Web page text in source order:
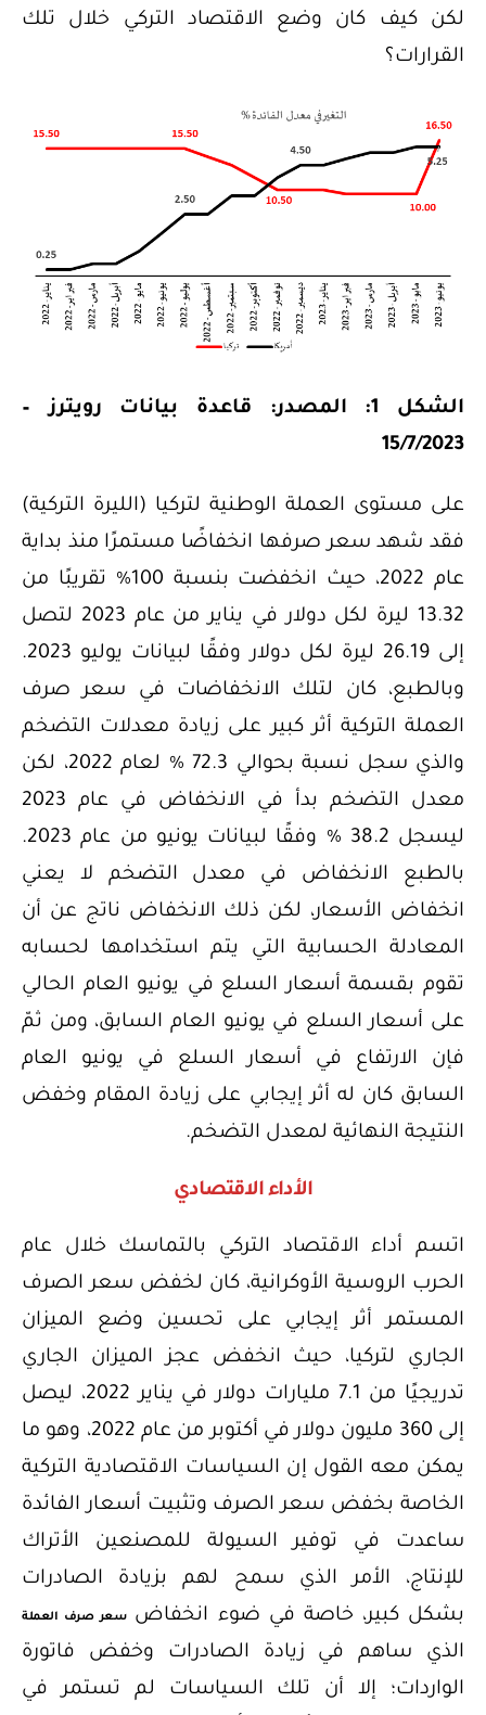
لكن كيف كان وضع الاقتصاد التركي خلال تلك
القرارات؟
الشكل 1: المصدر: قاعدة بيانات رويترز –
15/7/2023
على مستوى العملة الوطنية لتركيا (الليرة التركية)
فقد شهد سعر صرفها انخفاضًا مستمرًا منذ بداية
عام 2022، حيث انخفضت بنسبة 100% تقريبًا من
13.32 ليرة لكل دولار في يناير من عام 2023 لتصل
إلى 26.19 ليرة لكل دولار وفقًا لبيانات يوليو 2023.
وبالطبع، كان لتلك الانخفاضات في سعر صرف
العملة التركية أثر كبير على زيادة معدلات التضخم
والذي سجل نسبة بحوالي 72.3 % لعام 2022، لكن
معدل التضخم بدأ في الانخفاض في عام 2023
ليسجل 38.2 % وفقًا لبيانات يونيو من عام 2023.
بالطبع الانخفاض في معدل التضخم لا يعني
انخفاض الأسعار، لكن ذلك الانخفاض ناتج عن أن
المعادلة الحسابية التي يتم استخدامها لحسابه
تقوم بقسمة أسعار السلع في يونيو العام الحالي
على أسعار السلع في يونيو العام السابق، ومن ثمّ
فإن الارتفاع في أسعار السلع في يونيو العام
السابق كان له أثر إيجابي على زيادة المقام وخفض
النتيجة النهائية لمعدل التضخم.
الأداء الاقتصادي
اتسم أداء الاقتصاد التركي بالتماسك خلال عام
الحرب الروسية الأوكرانية، كان لخفض سعر الصرف
المستمر أثر إيجابي على تحسين وضع الميزان
الجاري لتركيا، حيث انخفض عجز الميزان الجاري
تدريجيًا من 7.1 مليارات دولار في يناير 2022، ليصل
إلى 360 مليون دولار في أكتوبر من عام 2022، وهو ما
يمكن معه القول إن السياسات الاقتصادية التركية
الخاصة بخفض سعر الصرف وتثبيت أسعار الفائدة
ساعدت في توفير السيولة للمصنعين الأتراك
للإنتاج، الأمر الذي سمح لهم بزيادة الصادرات
بشكل كبير، خاصة في ضوء انخفاضسعر صرف العملة
الذي ساهم في زيادة الصادرات وخفض فاتورة
الواردات؛ إلا أن تلك السياسات لم تستمر في